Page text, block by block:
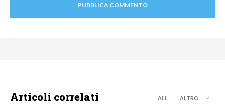
Articoli correlati ALL ALTRO